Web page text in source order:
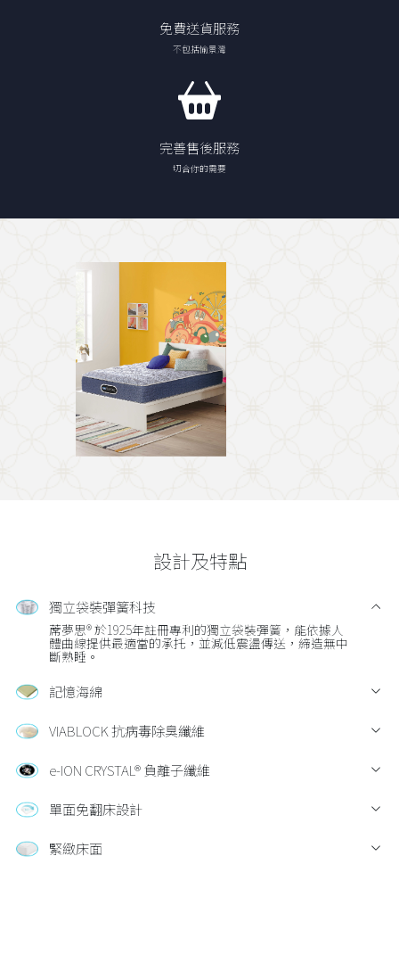
免費送貨服務
不包括愉景灣
完善售後服務
切合你的需要
設計及特點
獨立袋裝彈簧科技
蓆夢思® 於1925年註冊專利的獨立袋裝彈簧，能依據人
體曲線提供最適當的承托，並減低震盪傳送，締造無中
斷熟睡。
記憶海綿
VIABLOCK 抗病毒除臭纖維
e-ION CRYSTAL® 負離子纖維
單面免翻床設計
緊緻床面